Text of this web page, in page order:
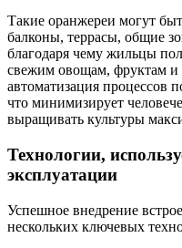
Такие оранжереи могут
балконы, террасы, общие
благодаря чему жильцы
свежим овощам, фруктам и
автоматизация процессов
что минимизирует
выращивать культуры
Технологии,
эксплуатации
Успешное внедрение
нескольких ключевых